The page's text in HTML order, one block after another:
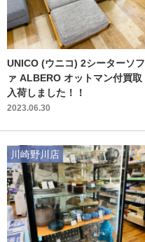
UNICO (ウニコ) 2シーターソフ
ァ ALBERO オットマン付買取
入荷しました！！
2023.06.30
川崎野川店